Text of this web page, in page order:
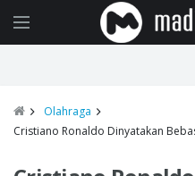
Olahraga
Cristiano Ronaldo Dinyatakan